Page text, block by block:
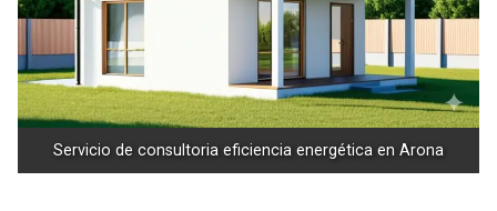
Servicio de consultoria eficiencia energética en Arona